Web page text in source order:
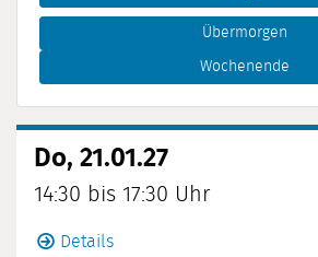
Übermorgen
Wochenende
Do, 21.01.27
14:30 bis 17:30 Uhr
Details